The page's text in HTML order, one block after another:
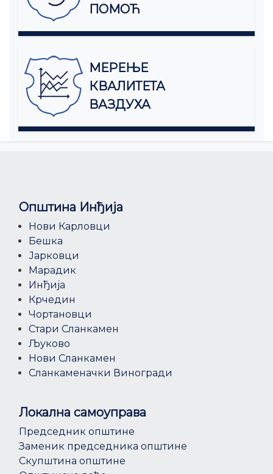
ПОМОЋ
МЕРЕЊЕ
КВАЛИТЕТА
ВАЗДУХА
Општина Инђија
Нови Карловци
Бешка
Јарковци
Марадик
Инђија
Крчедин
Чортановци
Стари Сланкамен
Љуково
Нови Сланкамен
Сланкаменачки Виногради
Локална самоуправа
Председник општине
Заменик председника општине
Скупштина општине